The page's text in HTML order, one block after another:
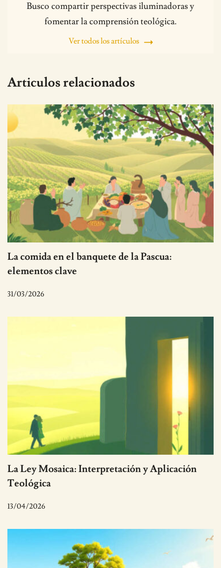
Busco compartir perspectivas iluminadoras y
fomentar la comprensión teológica.
Ver todos los artículos
Articulos relacionados
La comida en el banquete de la Pascua:
elementos clave
31/03/2026
La Ley Mosaica: Interpretación y Aplicación
Teológica
13/04/2026